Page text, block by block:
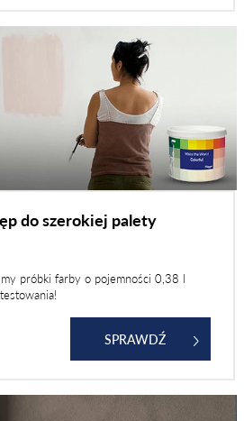
do szerokiej palety
próbki farby o pojemności 0,38 l
SPRAWDŹ